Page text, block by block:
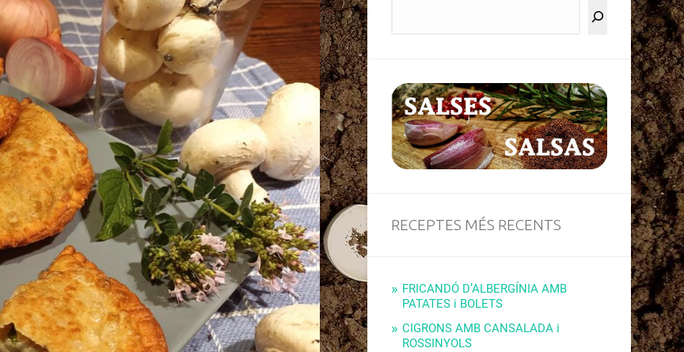
RECEPTES MÉS RECENTS
FRICANDÓ D’ALBERGÍNIA AMB
PATATES i BOLETS
CIGRONS AMB CANSALADA i
ROSSINYOLS